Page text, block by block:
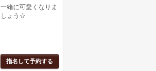
一緒に可愛くなりま
しょう☆
指名して予約する